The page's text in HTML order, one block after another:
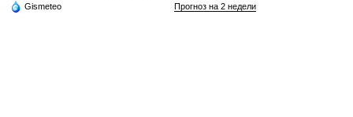
Gismeteo Прогноз на 2 недели